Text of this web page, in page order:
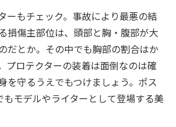
ーもチェック。事故により最悪の結
損傷主部位は、頭部と胸・腹部が大
だとか。その中でも胸部の割合はか
プロテクターの装着は面倒なのは確
を守るうえでもつけましょう。ポス
もモデルやライターとして登場する美